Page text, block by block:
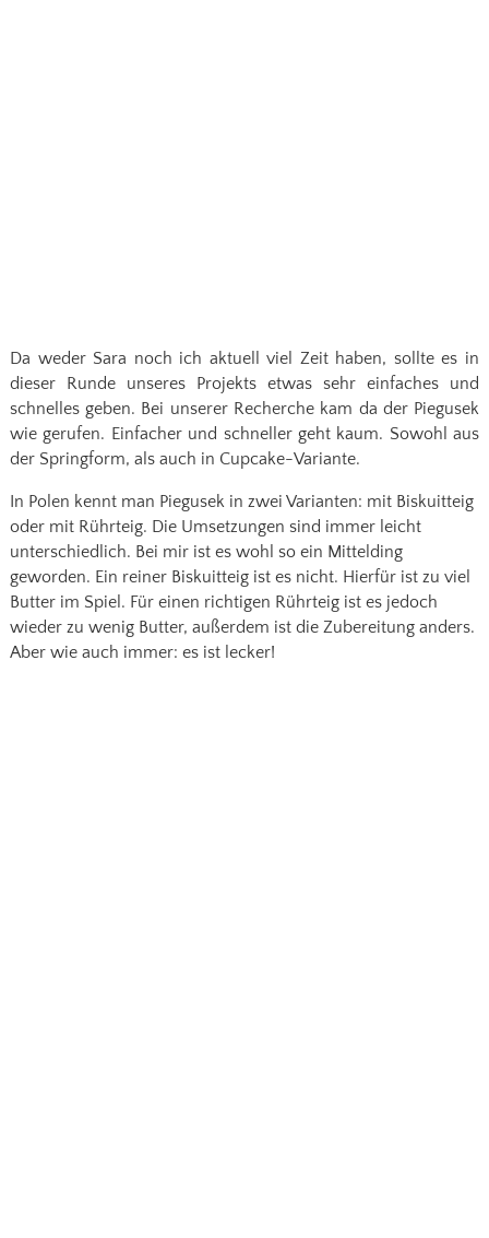
Da weder Sara noch ich aktuell viel Zeit haben, sollte es in
dieser Runde unseres Projekts etwas sehr einfaches und
schnelles geben. Bei unserer Recherche kam da der Piegusek
wie gerufen. Einfacher und schneller geht kaum. Sowohl aus
der Springform, als auch in Cupcake-Variante.
In Polen kennt man Piegusek in zwei Varianten: mit Biskuitteig
oder mit Rührteig. Die Umsetzungen sind immer leicht
unterschiedlich. Bei mir ist es wohl so ein Mittelding
geworden. Ein reiner Biskuitteig ist es nicht. Hierfür ist zu viel
Butter im Spiel. Für einen richtigen Rührteig ist es jedoch
wieder zu wenig Butter, außerdem ist die Zubereitung anders.
Aber wie auch immer: es ist lecker!